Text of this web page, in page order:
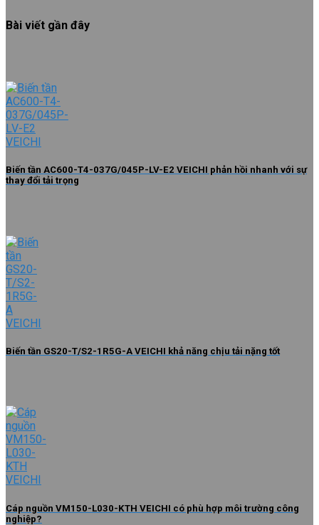
Bài viết gần đây
Biến tần AC600-T4-037G/045P-LV-E2 VEICHI phản hồi nhanh với sự
thay đổi tải trọng
Biến tần GS20-T/S2-1R5G-A VEICHI khả năng chịu tải nặng tốt
Cáp nguồn VM150-L030-KTH VEICHI có phù hợp môi trường công
nghiệp?